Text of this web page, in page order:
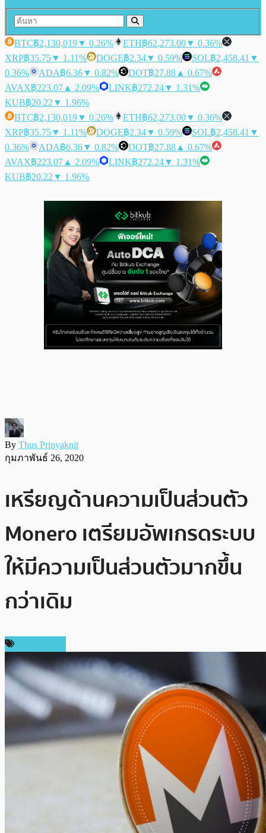
BTC฿2,130,019▼ 0.26% ETH฿62,273.00▼ 0.36%
XRP฿35.75▼ 1.11% DOGE฿2.34▼ 0.59% SOL฿2,458.41 ▼
0.36%
ADA฿6.36▼ 0.82% DOT฿27.88 ▲ 0.67%
AVAX฿223.07 ▲ 2.09% LINK฿272.24▼ 1.31%
KUB฿20.22 ▼ 1.96%
BTC฿2,130,019▼ 0.26% ETH฿62,273.00▼ 0.36%
XRP฿35.75▼ 1.11% DOGE฿2.34▼ 0.59% SOL฿2,458.41 ▼
0.36%
ADA฿6.36▼ 0.82% DOT฿27.88 ▲ 0.67%
AVAX฿223.07 ▲ 2.09% LINK฿272.24▼ 1.31%
KUB฿20.22 ▼ 1.96%
By Thus Prinyaknit
กุมภาพันธ์ 26, 2020
เหรียญด้านความเป็นส่วนตัว
Monero เตรียมอัพเกรดระบบ
ให้มีความเป็นส่วนตัวมากขึ้น
กว่าเดิม